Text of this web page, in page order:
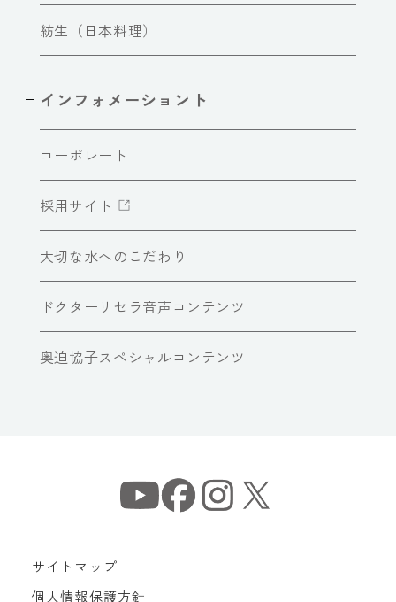
紡生（日本料理）
インフォメーショント
コーポレート
採用サイト
大切な水へのこだわり
ドクターリセラ音声コンテンツ
奥迫協子スペシャルコンテンツ
サイトマップ
個人情報保護方針